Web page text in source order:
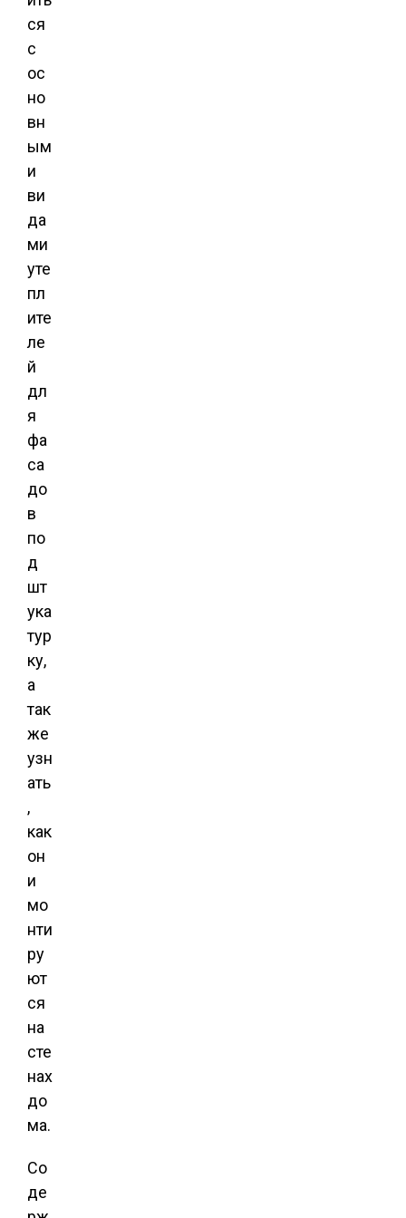
ся
с
ос
но
вн
ым
и
ви
да
ми
уте
пл
ите
ле
й
дл
я
фа
са
до
в
по
д
шт
ука
тур
ку,
а
так
же
узн
ать
,
как
он
и
мо
нти
ру
ют
ся
на
сте
нах
до
ма.
Со
де